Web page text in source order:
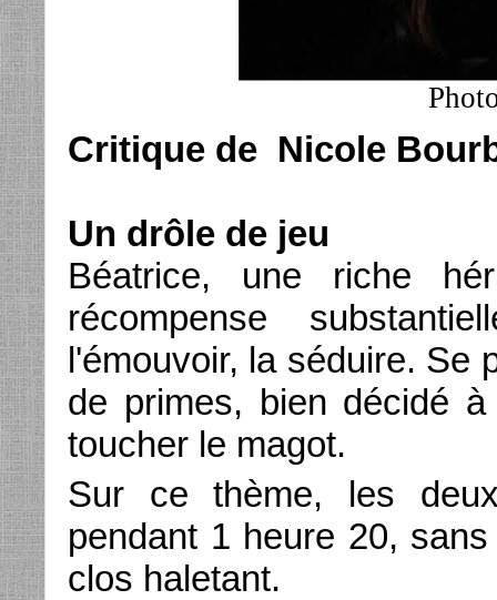
Critique de Nicole
Un drôle de jeu
Béatrice, une riche
récompense
l'émouvoir, la séduire. Se
de primes, bien décidé
toucher le magot.
Sur ce thème, les
pendant 1 heure 20,
clos haletant.